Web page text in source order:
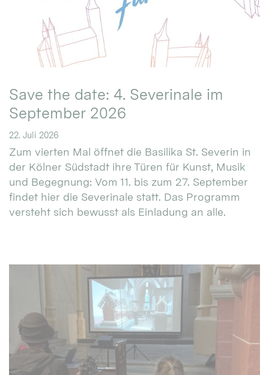
Save the date: 4. Severinale im
September 2026
22. Juli 2026
Zum vierten Mal öffnet die Basilika St. Severin in
der Kölner Südstadt ihre Türen für Kunst, Musik
und Begegnung: Vom 11. bis zum 27. September
findet hier die Severinale statt. Das Programm
versteht sich bewusst als Einladung an alle.